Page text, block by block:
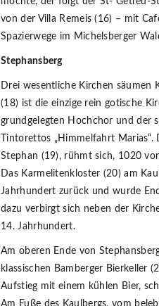
von der Villa Remeis (16) – mit
Spazierwege im Michelsberger
Stephansberg
Drei wesentliche Kirchen säumen
(18) ist die einzige rein gotische
grundgelegten Hochchor und der
Tintorettos „Himmelfahrt
Stephan (19), rühmt sich, 1020
Das Karmelitenkloster (20) am
Jahrhundert zurück und wurde
dazu verbirgt sich neben der
14. Jahrhundert.
Am oberen Ende von
klassischen Bamberger Bierkeller
Aufstieg mit einem kühlen Bier,
Am Fuße des Kaulbergs, vom